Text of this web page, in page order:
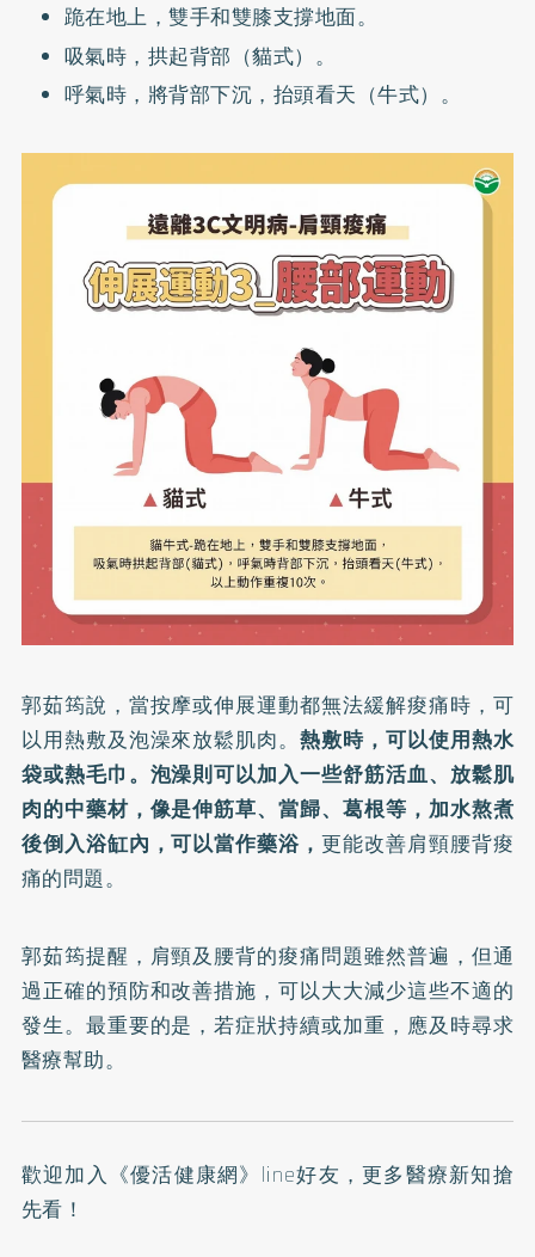
跪在地上，雙手和雙膝支撐地面。
吸氣時，拱起背部（貓式）。
呼氣時，將背部下沉，抬頭看天（牛式）。
郭茹筠說，當按摩或伸展運動都無法緩解痠痛時，可
以用熱敷及泡澡來放鬆肌肉。熱敷時，可以使用熱水
袋或熱毛巾。泡澡則可以加入一些舒筋活血、放鬆肌
肉的中藥材，像是伸筋草、當歸、葛根等，加水熬煮
後倒入浴缸內，可以當作藥浴，更能改善肩頸腰背痠
痛的問題。
郭茹筠提醒，肩頸及腰背的痠痛問題雖然普遍，但通
過正確的預防和改善措施，可以大大減少這些不適的
發生。最重要的是，若症狀持續或加重，應及時尋求
醫療幫助。
歡迎加入 《優活健康網》line好友 ，更多醫療新知搶
先看！